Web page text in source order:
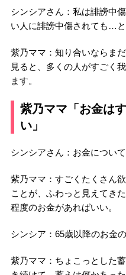
シンシアさん：私は誹謗中
い人に誹謗中傷されても…と
紫乃ママ：知り合いならま
見ると、多くの人がすごく
ます。
紫乃ママ「お金は
い」
シンシアさん：お金につい
紫乃ママ：すごくたくさん
ことが、ふわっと見えてき
程度のお金があればいい。
シンシア：65歳以降のお金
紫乃ママ：ちょこっとした